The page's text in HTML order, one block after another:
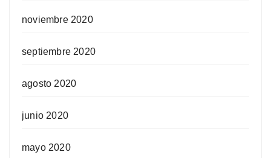
noviembre 2020
septiembre 2020
agosto 2020
junio 2020
mayo 2020